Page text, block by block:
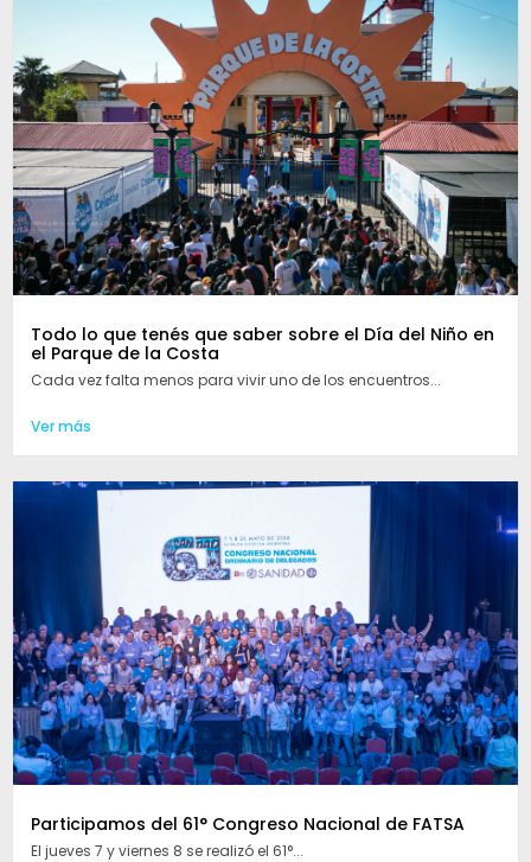
Todo lo que tenés que saber sobre el Día del Niño en
el Parque de la Costa
Cada vez falta menos para vivir uno de los encuentros...
Ver más
Participamos del 61° Congreso Nacional de FATSA
El jueves 7 y viernes 8 se realizó el 61°...